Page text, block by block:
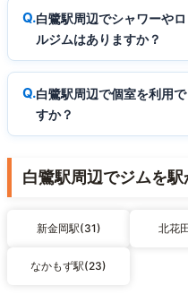
白鷺駅周辺でシャワーや
ルジムはありますか？
白鷺駅周辺で個室を利用
すか？
白鷺駅周辺でジムを
新金岡駅(31) 北花
なかもず駅(23)